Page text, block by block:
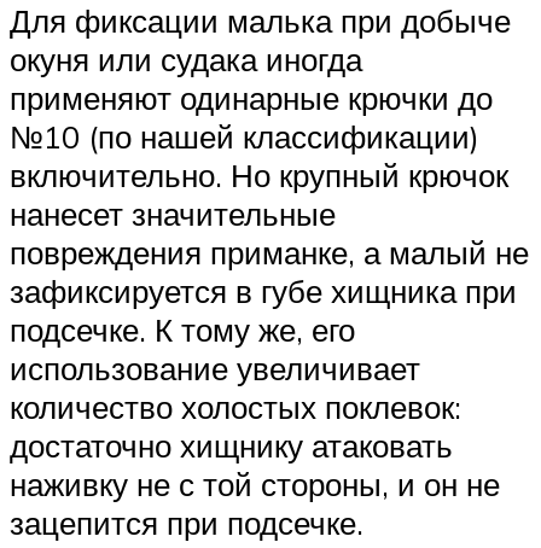
Для фиксации малька при добыче
окуня или судака иногда
применяют одинарные крючки до
№10 (по нашей классификации)
включительно. Но крупный крючок
нанесет значительные
повреждения приманке, а малый не
зафиксируется в губе хищника при
подсечке. К тому же, его
использование увеличивает
количество холостых поклевок:
достаточно хищнику атаковать
наживку не с той стороны, и он не
зацепится при подсечке.